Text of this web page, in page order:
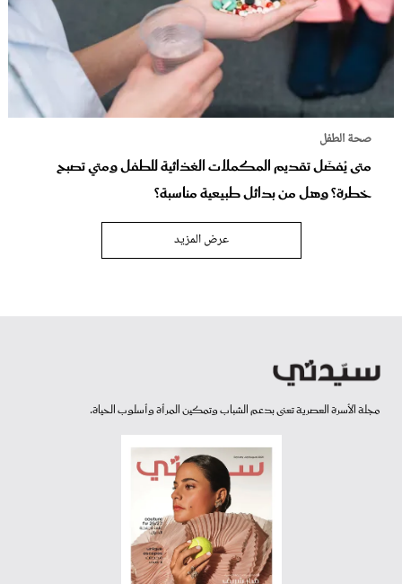
صحة الطفل
متى يُفضَل تقديم المكملات الغذائية للطفل ومتي تصبح
خطرة؟ وهل من بدائل طبيعية مناسبة؟
عرض المزيد
مجلة الأسرة العصرية تعنى بدعم الشباب وتمكين المرأة وأسلوب الحياة.